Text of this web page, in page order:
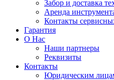
Забор и доставка
Аренда
Контакты
Гарантия
О Нас
Наши партнеры
Реквизиты
Контакты
Юридическим